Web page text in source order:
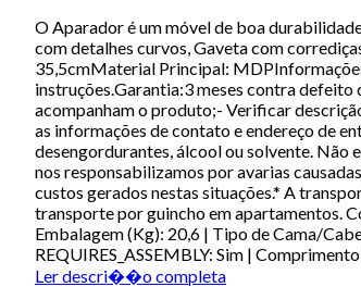
O Aparador é um móvel de boa
com detalhes curvos, Gaveta com
35,5cmMaterial Principal:
instruções.Garantia:3 meses contra
acompanham o produto;- Verificar
as informações de contato e endereço de
desengordurantes, álcool ou solvente. Não
nos responsabilizamos por avarias
custos gerados nestas situações.* A
transporte por guincho em apartamentos.
Embalagem (Kg): 20,6 | Tipo de Cama/
REQUIRES_ASSEMBLY: Sim |
Ler descri��o completa